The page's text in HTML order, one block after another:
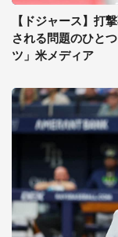
【ドジャース】打
される問題のひと
ツ」米メディア